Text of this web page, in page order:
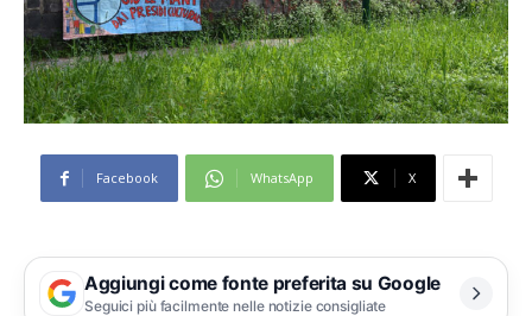
Facebook WhatsApp X
Aggiungi come fonte preferita su Google
Seguici più facilmente nelle notizie consigliate